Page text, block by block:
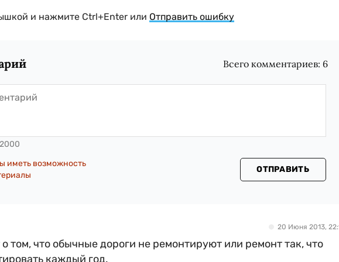
и нажмите Ctrl+Enter или Отправить ошибку
Всего комментариев: 6
2000
иметь возможность
ОТПРАВИТЬ
20 Июня 2013,
о том, что обычные дороги не ремонтируют или ремонт так, что
каждый год.